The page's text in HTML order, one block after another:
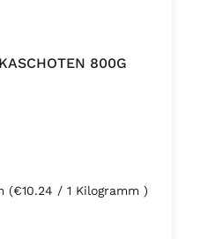
800G
(€10.24 / 1 Kilogramm )